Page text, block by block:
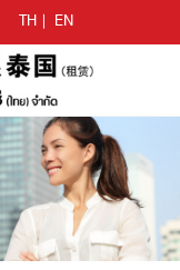
TH | EN